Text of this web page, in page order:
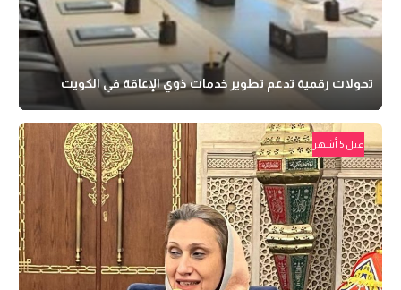
تحولات رقمية تدعم تطوير خدمات ذوي الإعاقة في الكويت
قبل 5 أشهر